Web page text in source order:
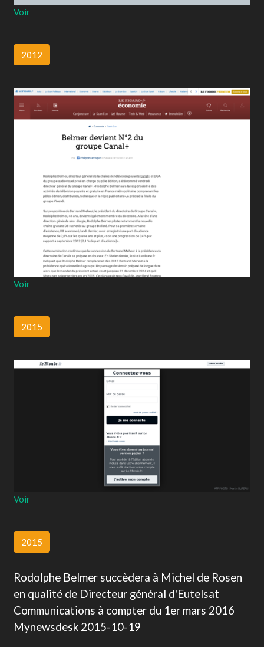
Voir
2012
Voir
2015
Voir
2015
Rodolphe Belmer succèdera à Michel de Rosen
en qualité de Directeur général d'Eutelsat
Communications à compter du 1er mars 2016
Mynewsdesk 2015-10-19